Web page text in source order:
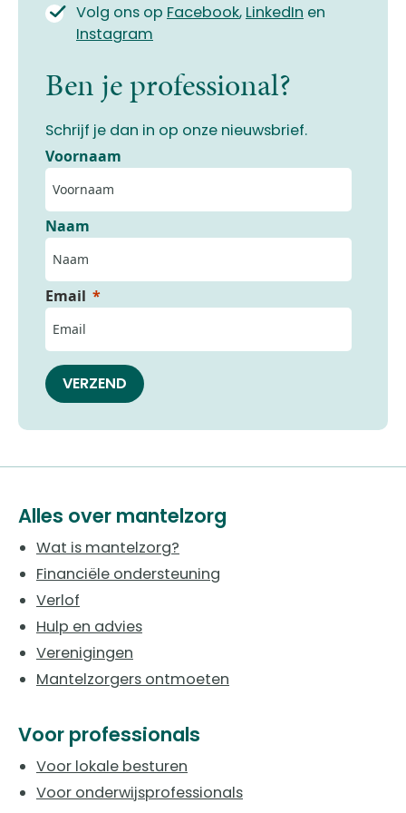
Volg ons op Facebook, LinkedIn en
Instagram
Ben je professional?
Schrijf je dan in op onze nieuwsbrief.
Voornaam
Naam
Email
VERZEND
Alles over mantelzorg
Wat is mantelzorg?
Financiële ondersteuning
Verlof
Hulp en advies
Verenigingen
Mantelzorgers ontmoeten
Voor professionals
Voor lokale besturen
Voor onderwijsprofessionals